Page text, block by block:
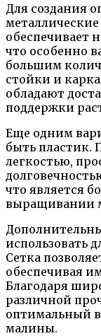
Для создания
обеспечивает
что особенно
большим
стойки и
обладают
поддержки
Еще одним
быть пластик.
легкостью,
что является
выращивании
использовать
Сетка
обеспечивая
Благодаря
различной
оптимальный
малины.